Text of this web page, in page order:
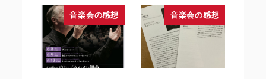
音楽会の感想 音楽会の感想